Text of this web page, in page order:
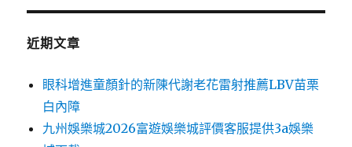
鍵
近期文章
眼科增進童顏針的新陳代謝老花雷射推薦LBV苗栗
白內障
九州娛樂城2026富遊娛樂城評價客服提供3a娛樂